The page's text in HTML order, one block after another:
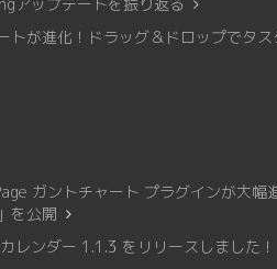
トが進化！ドラッグ＆ドロップでタス
ガントチャート プラグインが大幅
を公開
レンダー 1.1.3 をリリースしました！